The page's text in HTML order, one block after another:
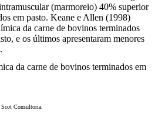
(marmoreio) 40% superior
em pasto. Keane e Allen (1998)
da carne de bovinos terminados
e os últimos apresentaram menores
da carne de bovinos terminados em
Scot Consultoria.